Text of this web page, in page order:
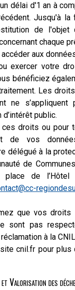
délai d'1 an à
Jusqu'à la
de l'objet
chaque
aux
exercer votre
bénéficiez
Les
ne s’appliquent
d’intérêt public.
ces droits ou pour
de vos
délégué à la
de
place de
que vos droits
sont pas
à la
cnil.fr pour plus
Valorisation des